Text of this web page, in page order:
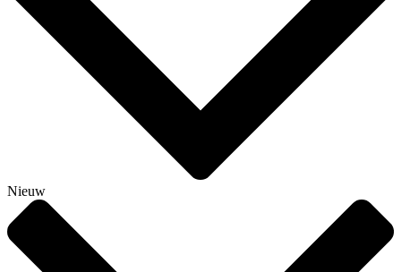
Nieuw